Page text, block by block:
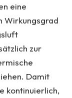
eine
Wirkungsgrad
zur
Damit
kontinuierlich,